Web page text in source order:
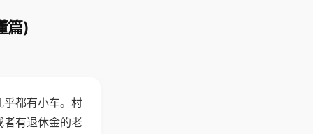
篇)
乎都有小车。村
者有退休金的老